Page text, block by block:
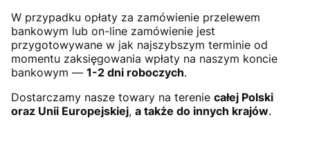
W przypadku opłaty za zamówienie przelewem
bankowym lub on-line zamówienie jest
przygotowywane w jak najszybszym terminie od
momentu zaksięgowania wpłaty na naszym koncie
bankowym — 1-2 dni roboczych.
Dostarczamy nasze towary na terenie całej Polski
oraz Unii Europejskiej, a także do innych krajów.